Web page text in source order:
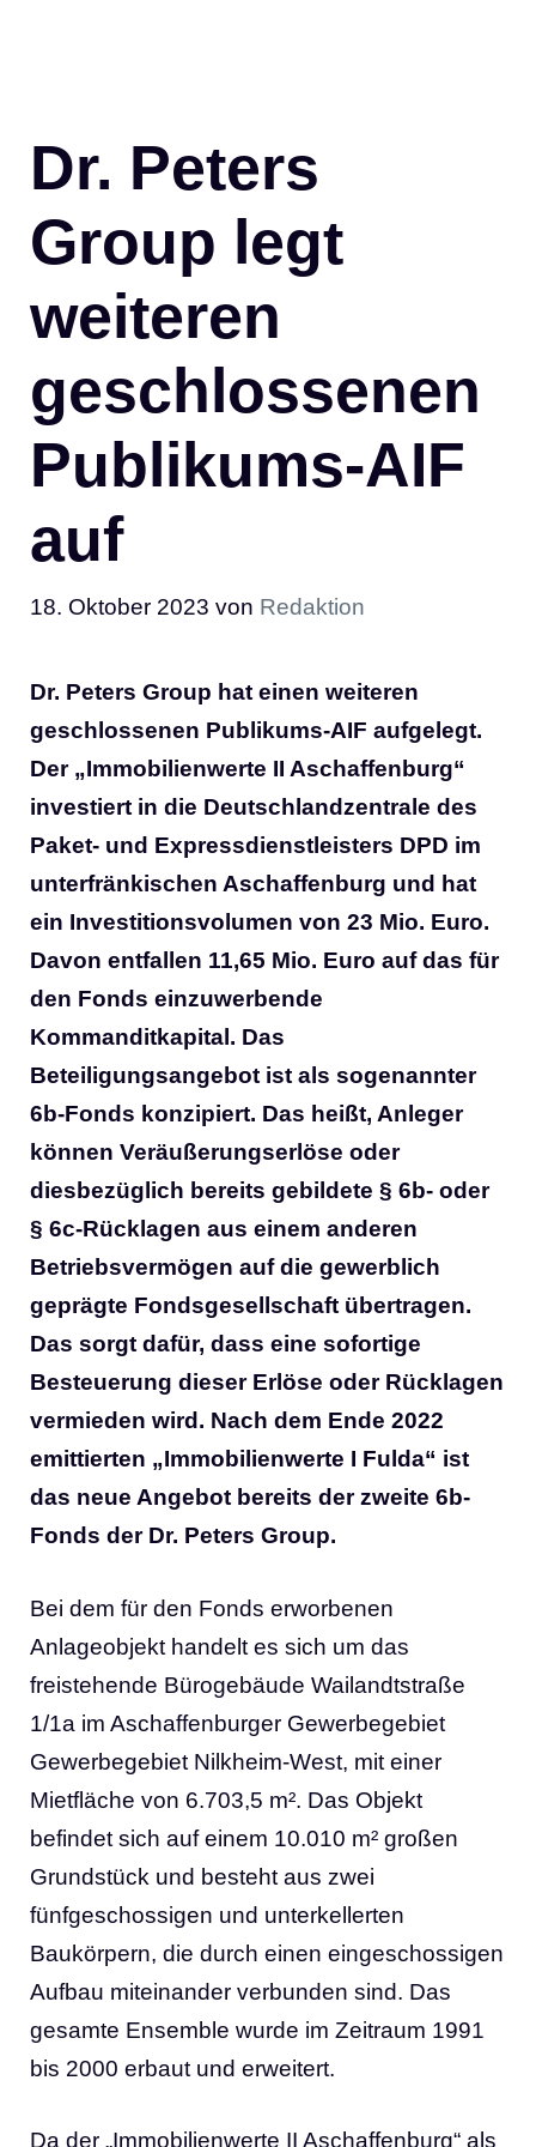
Dr. Peters
Group legt
weiteren
geschlossenen
Publikums-AIF
auf
18. Oktober 2023 von Redaktion
Dr. Peters Group hat einen weiteren
geschlossenen Publikums-AIF aufgelegt.
Der „Immobilienwerte II Aschaffenburg“
investiert in die Deutschlandzentrale des
Paket- und Expressdienstleisters DPD im
unterfränkischen Aschaffenburg und hat
ein Investitionsvolumen von 23 Mio. Euro.
Davon entfallen 11,65 Mio. Euro auf das für
den Fonds einzuwerbende
Kommanditkapital. Das
Beteiligungsangebot ist als sogenannter
6b-Fonds konzipiert. Das heißt, Anleger
können Veräußerungserlöse oder
diesbezüglich bereits gebildete § 6b- oder
§ 6c-Rücklagen aus einem anderen
Betriebsvermögen auf die gewerblich
geprägte Fondsgesellschaft übertragen.
Das sorgt dafür, dass eine sofortige
Besteuerung dieser Erlöse oder Rücklagen
vermieden wird. Nach dem Ende 2022
emittierten „Immobilienwerte I Fulda“ ist
das neue Angebot bereits der zweite 6b-
Fonds der Dr. Peters Group.
Bei dem für den Fonds erworbenen
Anlageobjekt handelt es sich um das
freistehende Bürogebäude Wailandtstraße
1/1a im Aschaffenburger Gewerbegebiet
Gewerbegebiet Nilkheim-West, mit einer
Mietfläche von 6.703,5 m². Das Objekt
befindet sich auf einem 10.010 m² großen
Grundstück und besteht aus zwei
fünfgeschossigen und unterkellerten
Baukörpern, die durch einen eingeschossigen
Aufbau miteinander verbunden sind. Das
gesamte Ensemble wurde im Zeitraum 1991
bis 2000 erbaut und erweitert.
Da der „Immobilienwerte II Aschaffenburg“ als